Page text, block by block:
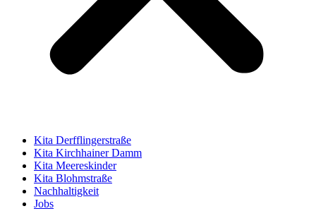
Kita Derfflingerstraße
Kita Kirchhainer Damm
Kita Meereskinder
Kita Blohmstraße
Nachhaltigkeit
Jobs